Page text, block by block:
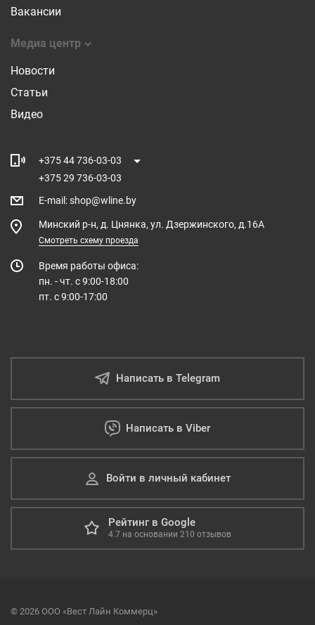
Вакансии
Медиа центр
Новости
Статьи
Видео
+375 44 736-03-03
+375 29 736-03-03
E-mail :shop@wline.by
Минский р-н, д. Цнянка, ул. Дзержинского, д.16А
Смотреть схему проезда
Время работы офиса:
пн. - чт. с 9:00-18:00
пт. с 9:00-17:00
Написать в Telegram
Написать в Viber
Войти в личный кабинет
Рейтинг в Google
4.7 на основании 210 отзывов
© 2026 ООО «Вест Лайн Коммерц»